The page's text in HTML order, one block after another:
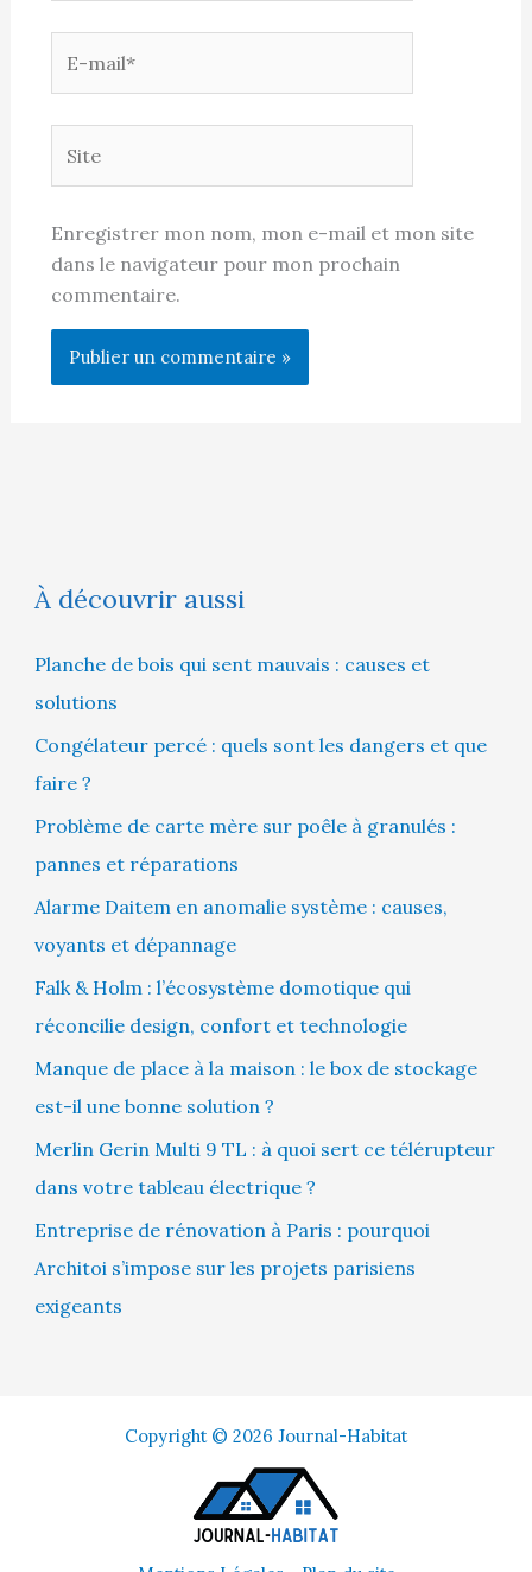
mail*
Enregistrer mon nom, mon e-mail et mon site
dans le navigateur pour mon prochain
commentaire.
À découvrir aussi
Planche de bois qui sent mauvais : causes et
solutions
Congélateur percé : quels sont les dangers et que
faire ?
Problème de carte mère sur poêle à granulés :
pannes et réparations
Alarme Daitem en anomalie système : causes,
voyants et dépannage
Falk & Holm : l’écosystème domotique qui
réconcilie design, confort et technologie
Manque de place à la maison : le box de stockage
est-il une bonne solution ?
Merlin Gerin Multi 9 TL : à quoi sert ce télérupteur
dans votre tableau électrique ?
Entreprise de rénovation à Paris : pourquoi
Architoi s’impose sur les projets parisiens
exigeants
Copyright © 2026 Journal-Habitat